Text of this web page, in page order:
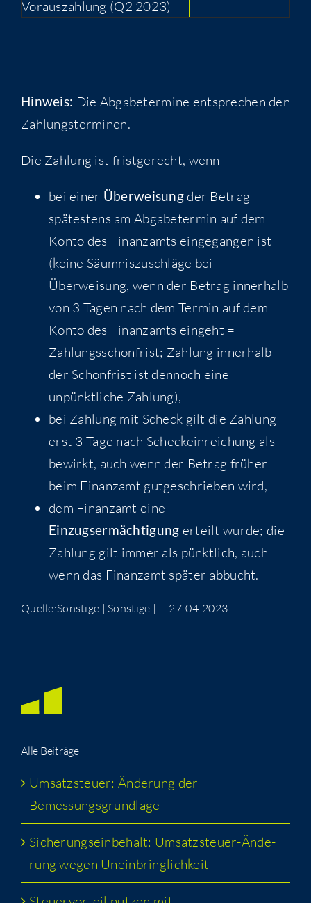
Vorauszahlung (Q2 2023)
Hinweis: Die Abgabetermine entsprechen den
Zahlungsterminen.
Die Zahlung ist fristgerecht, wenn
bei einer Überweisungder Betrag
spätestens am Abgabetermin auf dem
Konto des Finanzamts eingegangen ist
(keine Säumniszuschläge bei
Überweisung, wenn der Betrag innerhalb
von 3 Tagen nach dem Termin auf dem
Konto des Finanzamts eingeht =
Zahlungsschonfrist; Zahlung innerhalb
der Schonfrist ist dennoch eine
unpünktliche Zahlung),
bei Zahlung mit Scheck gilt die Zahlung
erst 3 Tage nach Scheckeinreichung als
bewirkt, auch wenn der Betrag früher
beim Finanzamt gutgeschrieben wird,
dem Finanzamt eine
Einzugsermächtigung erteilt wurde; die
Zahlung gilt immer als pünktlich, auch
wenn das Finanzamt später abbucht.
Quelle:Sonstige | Sonstige | . | 27-04-2023
Alle Bei­trä­ge
Umsatz­steu­er: Ände­rung der
Bemessungsgrundlage
Siche­rungs­ein­be­halt: Umsatz­steu­er-Ände­
rung wegen Uneinbringlichkeit